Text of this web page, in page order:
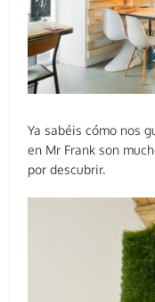
Ya sabéis cómo nos
en Mr Frank son
por descubrir.